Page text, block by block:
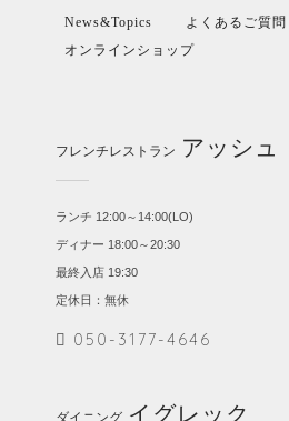
News&Topics
よくあるご質問
オンラインショップ
フレンチレストラン アッシュ
ランチ 12:00～14:00(LO)
ディナー 18:00～20:30
最終入店 19:30
定休日：無休
050-3177-4646
イグレック